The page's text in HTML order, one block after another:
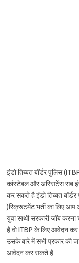
इंडो तिब्बत बॉर्डर पुलिस
कांस्टेबल और अस्सिटेंस सब
कर सकते है इंडो तिब्बत
)रिक्रूटमेंट भर्ती का लिए
युवा साथी सरकारी जॉब
है वो ITBP के लिए आवेदन
उसके बारे में सभी प्रकार की
आवेदन कर सकते है